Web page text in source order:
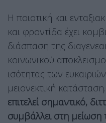
Η ποιοτική και
και φροντίδα έχει
διάσπαση της
κοινωνικού
ισότητας των
μειονεκτική κατάσταση.
επιτελεί σημαντικό,
συμβάλλει στη